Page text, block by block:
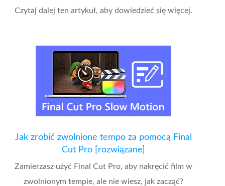
Czytaj dalej ten artykuł, aby dowiedzieć się więcej.
Jak zrobić zwolnione tempo za pomocą Final
Cut Pro [rozwiązane]
Zamierzasz użyć Final Cut Pro, aby nakręcić film w
zwolnionym tempie, ale nie wiesz, jak zacząć?